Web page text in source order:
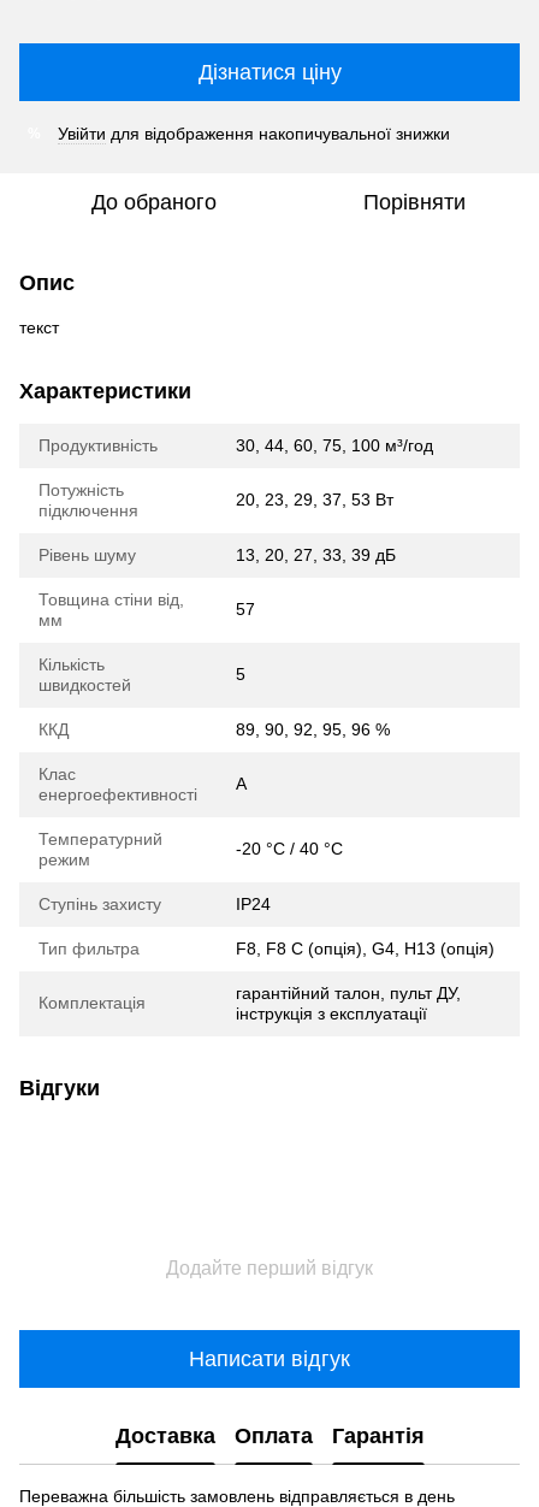
Дізнатися ціну
Увійти для відображення накопичувальної знижки
До обраного Порівняти
Опис
текст
Характеристики
Продуктивність 30, 44, 60, 75, 100 м³/год
Потужність
підключення
20, 23, 29, 37, 53 Вт
Рівень шуму 13, 20, 27, 33, 39 дБ
Товщина стіни від,
мм
57
Кількість
швидкостей
5
ККД 89, 90, 92, 95, 96 %
Клас
енергоефективності
A
Температурний
режим
-20 °C / 40 °C
Ступінь захисту IP24
Тип фильтра F8, F8 С (опція), G4, H13 (опція)
Комплектація
гарантійний талон, пульт ДУ,
інструкція з експлуатації
Відгуки
Додайте перший відгук
Написати відгук
Доставка Оплата Гарантія
Переважна більшість замовлень відправляється в день